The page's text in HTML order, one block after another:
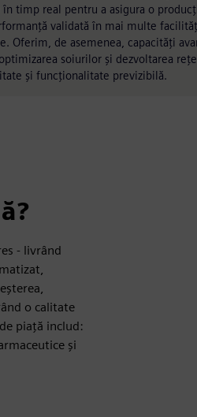
timp real pentru a asigura o
validată în mai multe
de asemenea, capacități
soiurilor și dezvoltarea
și funcționalitate previzibilă.
- livrând
o calitate
piață includ:
și